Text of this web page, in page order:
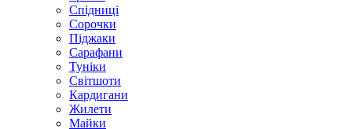
Спідниці
Сорочки
Піджаки
Сарафани
Туніки
Світшоти
Кардигани
Жилети
Майки